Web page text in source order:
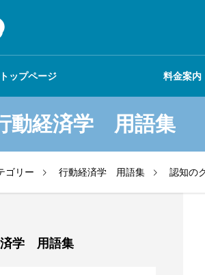
トップページ 料金案内
動経済学 用語集
ゴリー 行動経済学 用語集 認知の
済学 用語集